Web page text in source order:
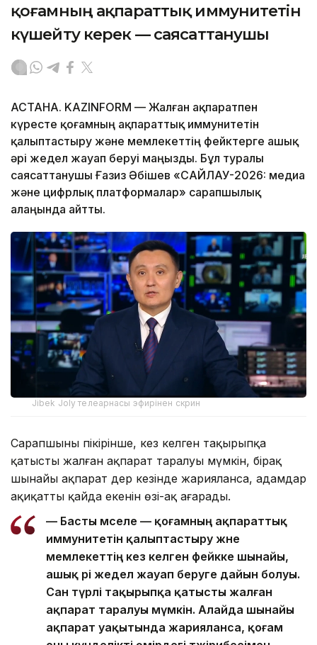
қоғамның ақпараттық иммунитетін
күшейту керек — саясаттанушы
АСТАНА. KAZINFORM — Жалған ақпаратпен
күресте қоғамның ақпараттық иммунитетін
қалыптастыру және мемлекеттің фейктерге ашық
әрі жедел жауап беруі маңызды. Бұл туралы
саясаттанушы Ғазиз Әбішев «САЙЛАУ-2026: медиа
және цифрлық платформалар» сарапшылық
алаңында айтты.
Jibek Joly телеарнасы эфирінен скрин
Сарапшының пікірінше, кез келген тақырыпқа
қатысты жалған ақпарат таралуы мүмкін, бірақ
шынайы ақпарат дер кезінде жарияланса, адамдар
ақиқаттың қайда екенін өзі-ақ аңғарады.
— Басты мәселе — қоғамның ақпараттық
иммунитетін қалыптастыру және
мемлекеттің кез келген фейкке шынайы,
ашық әрі жедел жауап беруге дайын болуы.
Сан түрлі тақырыпқа қатысты жалған
ақпарат таралуы мүмкін. Алайда шынайы
ақпарат уақытында жарияланса, қоғам